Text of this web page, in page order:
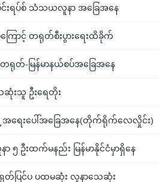
ဗိုင်းရပ်စ် သံသယလူနာ အခြေအနေ
ြောင့် တရုတ်စီးပွားရေးထိခိုက်
တရုတ်-မြန်မာနယ်စပ်အခြေအနေ
ဆုံးသူ ဦးရေတိုး
အရေးပေါ်အခြေအနေ(တိုက်ရိုက်လေလှိုင်း)
၅ ဦးထက်မနည်း မြန်မာနိုင်ငံမှာရှိနေ
တ်ပြင်ပ ပထမဆုံး လူနာသေဆုံး